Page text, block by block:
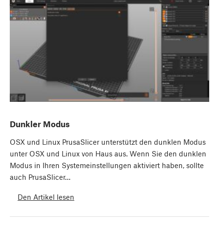
Dunkler Modus
OSX und Linux PrusaSlicer unterstützt den dunklen Modus
unter OSX und Linux von Haus aus. Wenn Sie den dunklen
Modus in Ihren Systemeinstellungen aktiviert haben, sollte
auch PrusaSlicer…
Den Artikel lesen